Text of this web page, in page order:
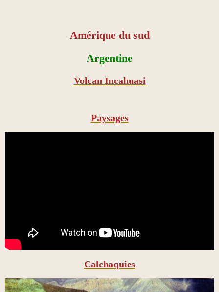
Amérique du sud
Argentine
Volcan Incahuasi
Paysages
Calchaquies